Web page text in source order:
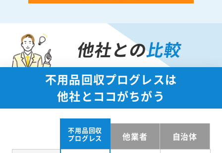
他社との比較
不用品回収プログレスは
他社とココがちがう
不用品回収
プログレス
他業者 自治体